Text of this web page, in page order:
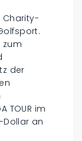
Charity-
zum
der
TOUR im
Dollar an